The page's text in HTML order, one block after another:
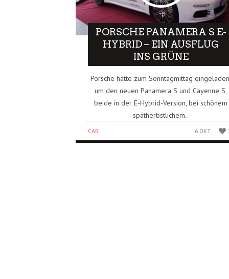
PORSCHE PANAMERA S E-
HYBRID – EIN AUSFLUG
INS GRÜNE
Porsche hatte zum Sonntagmittag
um den neuen Panamera S und Cayenne S,
beide in der E-Hybrid-Version, bei schönem
spätherbstlichem..
CAR 6 OKT.